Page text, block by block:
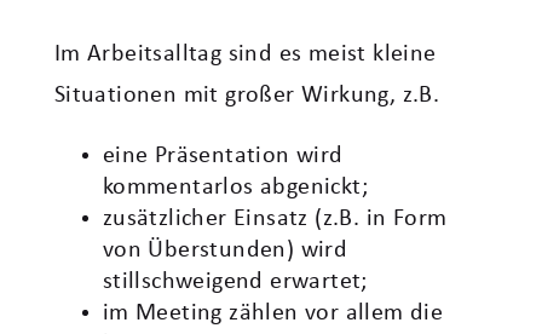
Im Arbeitsalltag sind es meist kleine
Situationen mit großer Wirkung, z.B.
eine Präsentation wird
kommentarlos abgenickt;
zusätzlicher Einsatz (z.B. in Form
von Überstunden) wird
stillschweigend erwartet;
im Meeting zählen vor allem die